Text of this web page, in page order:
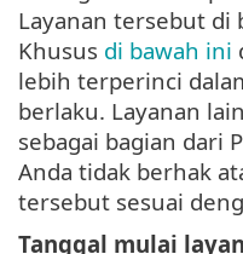
Layanan tersebut di
Khusus di bawah ini
lebih terperinci
berlaku. Layanan
sebagai bagian dari
Anda tidak berhak
tersebut sesuai
Tanggal mulai